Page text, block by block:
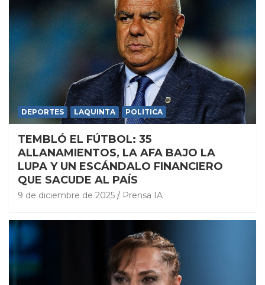
DEPORTES LAQUINTA POLITICA
TEMBLÓ EL FÚTBOL: 35
ALLANAMIENTOS, LA AFA BAJO LA
LUPA Y UN ESCÁNDALO FINANCIERO
QUE SACUDE AL PAÍS
9 de diciembre de 2025 Prensa IA